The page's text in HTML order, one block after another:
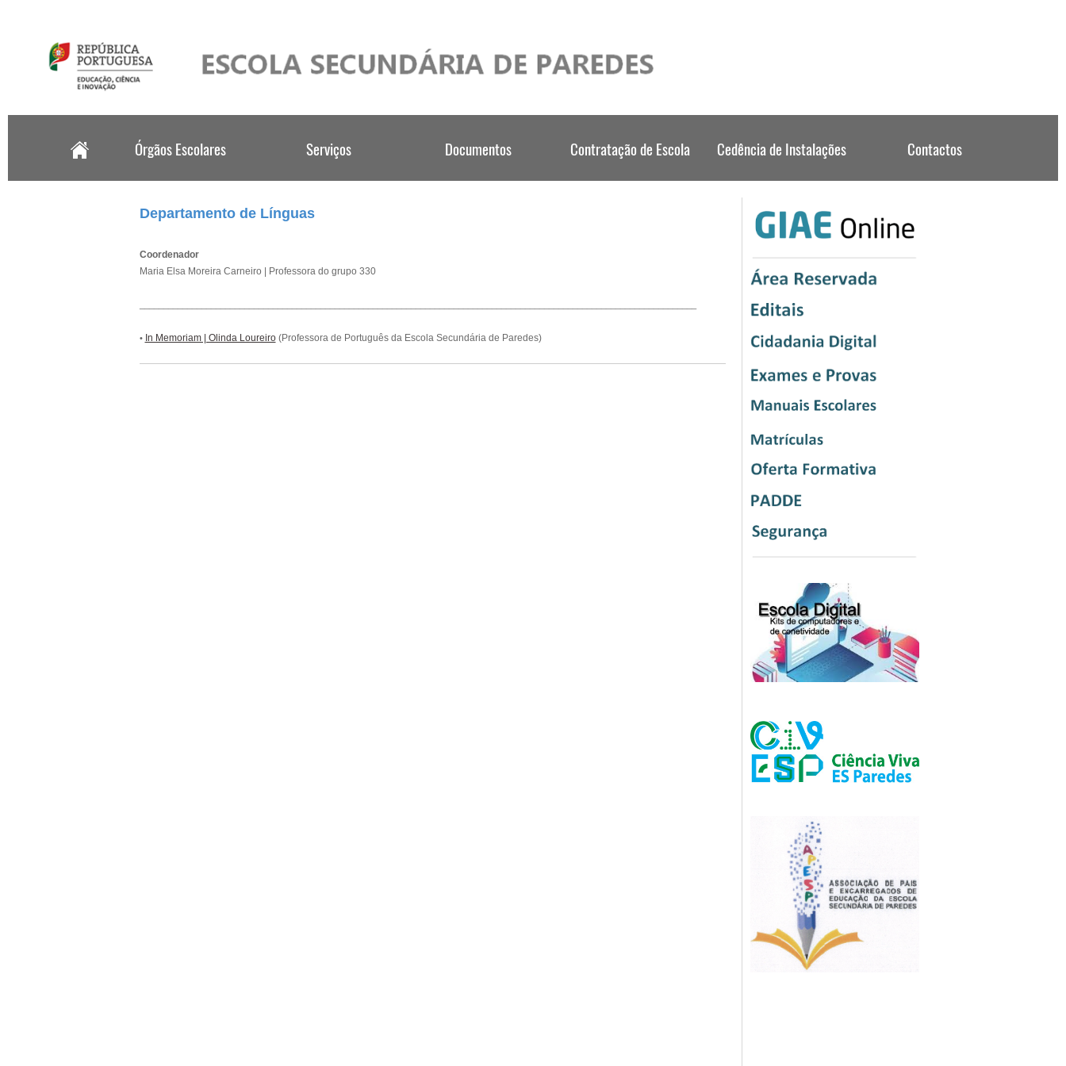
Departamento de Línguas
Coordenador
Maria Elsa Moreira Carneiro | Professora do grupo 330
• In Memoriam | Olinda Loureiro(Professora de Português da Escola Secundária de Paredes)